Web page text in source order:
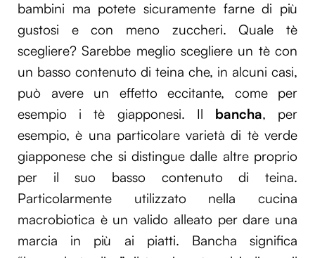
bambini ma potete sicuramente farne di più
gustosi e con meno zuccheri. Quale tè
scegliere? Sarebbe meglio scegliere un tè con
un basso contenuto di teina che, in alcuni casi,
può avere un effetto eccitante, come per
esempio i tè giapponesi. Il bancha, per
esempio, è una particolare varietà di tè verde
giapponese che si distingue dalle altre proprio
per il suo basso contenuto di teina.
Particolarmente utilizzato nella cucina
macrobiotica è un valido alleato per dare una
marcia in più ai piatti. Bancha significa